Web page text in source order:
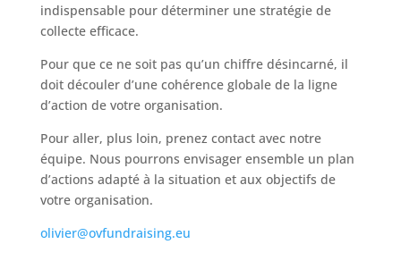
indispensable pour déterminer une stratégie de
collecte efficace.
Pour que ce ne soit pas qu’un chiffre désincarné, il
doit découler d’une cohérence globale de la ligne
d’action de votre organisation.
Pour aller, plus loin, prenez contact avec notre
équipe. Nous pourrons envisager ensemble un plan
d’actions adapté à la situation et aux objectifs de
votre organisation.
olivier@ovfundraising.eu